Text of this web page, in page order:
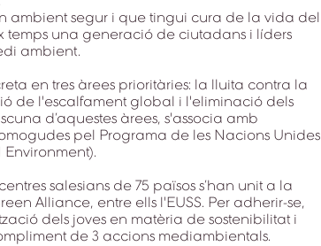
ambient segur i que tingui cura de la vida del
temps una generació de ciutadans i líders
ambient.
en tres àrees prioritàries: la lluita contra la
de l'escalfament global i l'eliminació dels
d’aquestes àrees, s'associa amb
pel Programa de les Nacions Unides
salesians de 75 països s’han unit a la
Alliance, entre ells l'EUSS. Per adherir-se,
dels joves en matèria de sostenibilitat i
de 3 accions mediambientals.